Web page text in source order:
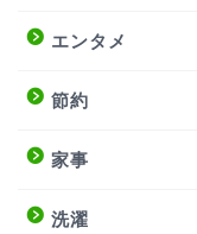
エンタメ
節約
家事
洗濯